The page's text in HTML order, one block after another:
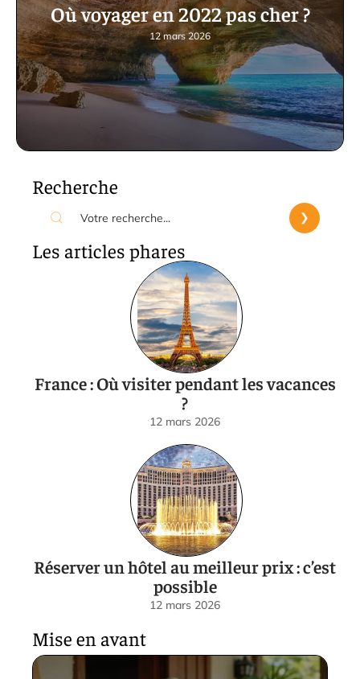
Où voyager en 2022 pas cher ?
12 mars 2026
Recherche
Les articles phares
France : Où visiter pendant les vacances
?
12 mars 2026
Réserver un hôtel au meilleur prix : c’est
possible
12 mars 2026
Mise en avant